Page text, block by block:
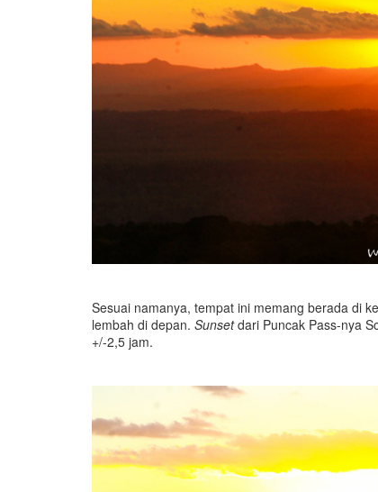
Sesuai namanya, tempat ini memang berada di
lembah di depan. Sunsetdari Puncak Pass-nya
+/-2,5 jam.